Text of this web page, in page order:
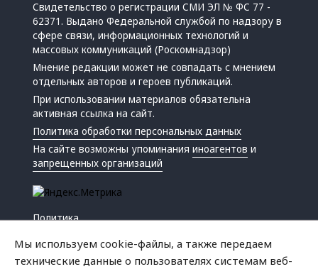
Свидетельство о регистрации СМИ ЭЛ № ФС 77 -
62371. Выдано Федеральной службой по надзору в
сфере связи, информационных технологий и
массовых коммуникаций (Роскомнадзор)
Мнение редакции может не совпадать с мнением
отдельных авторов и героев публикаций.
При использовании материалов обязательна
активная ссылка на сайт.
Политика обработки персональных данных
На сайте возможны упоминанияиноагентов и
запрещенных организаций
Политика
Мы используем cookie-файлы, а также передаем
технические данные о пользователях системам веб-